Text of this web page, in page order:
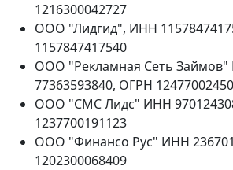
1216300042727
ООО "Лидгид", ИНН
1157847417540
ООО "Рекламная Сеть
77363593840, ОГРН
ООО "СМС Лидс" ИНН
1237700191123
ООО "Финансо Рус" ИНН
1202300068409